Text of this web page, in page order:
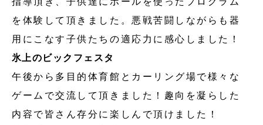
を体験して頂きました。悪戦苦闘しながらも器
用にこなす子供たちの適応力に感心しました！
氷上のビックフェスタ
午後から多目的体育館とカーリング場で様々な
ゲームで交流して頂きました！趣向を凝らした
内容で皆さん存分に楽しんで頂けました！